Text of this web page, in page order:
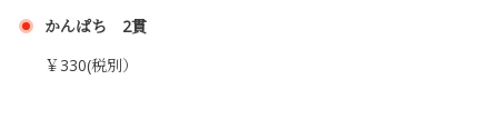
かんぱち 2貫
￥330(税別）